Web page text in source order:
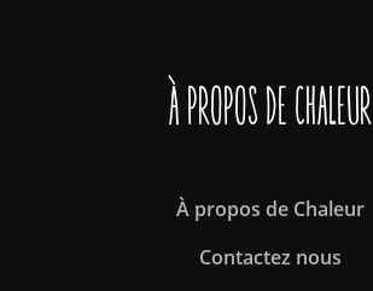
À propos de Chaleur
À propos de Chaleur
Contactez nous